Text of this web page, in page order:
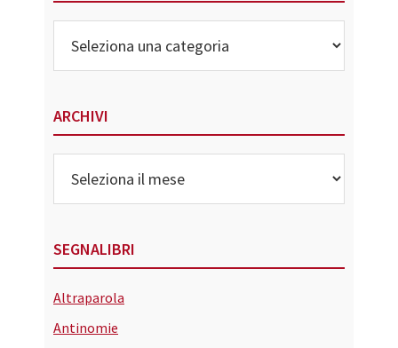
delle
Categorie
ARCHIVI
SEGNALIBRI
Altraparola
Antinomie